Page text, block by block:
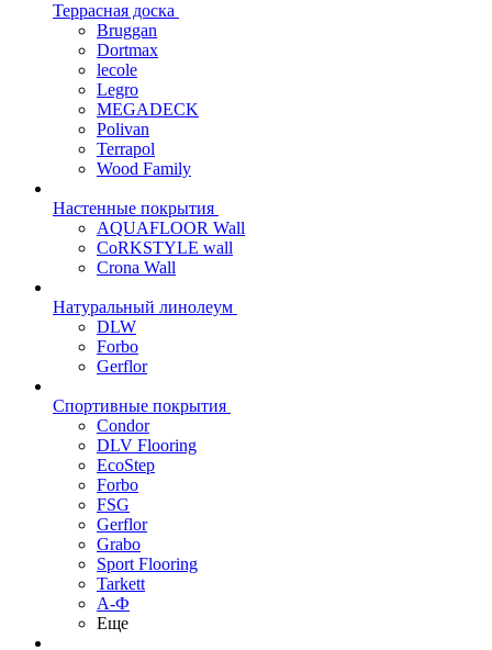
Террасная доска
Bruggan
Dortmax
lecole
Legro
MEGADECK
Polivan
Terrapol
Wood Family
Настенные покрытия
AQUAFLOOR Wall
CoRKSTYLE wall
Crona Wall
Натуральный линолеум
DLW
Forbo
Gerflor
Спортивные покрытия
Condor
DLV Flooring
EcoStep
Forbo
FSG
Gerflor
Grabo
Sport Flooring
Tarkett
А-Ф
Еще